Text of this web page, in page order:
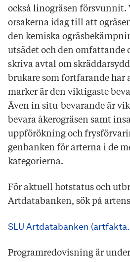
också linogräsen försvunnit.
orsakerna idag till att
den kemiska
utsädet och den omfattande
skriva avtal om
brukare som fortfarande har
marker är den viktigaste
Även in situ-bevarande är
bevara åkerogräsen samt
uppförökning och
genbanken för arterna i de
kategorierna.
För aktuell hotstatus och
Artdatabanken, sök på
SLU Artdatabanken
Programredovisning är